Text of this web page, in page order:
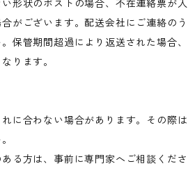
形状のポストの場合、不在連絡票が入
がございます。配送会社にご連絡のう
保管期間超過により返送された場合、
ります。
に合わない場合があります。その際は
る方は、事前に専門家へご相談くださ